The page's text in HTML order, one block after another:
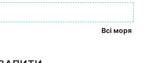
Всі моря